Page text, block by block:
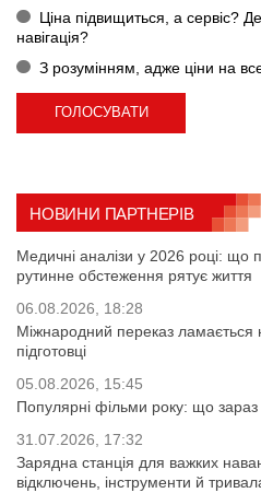
Ціна підвищиться, а сервіс?
навігація?
З розумінням, адже ціни на
НОВИНИ ПАРТНЕРІВ
Медичні аналізи у 2026 році: що
рутинне обстеження рятує життя
06.08.2026, 18:28
Міжнародний переказ ламається
підготовці
05.08.2026, 15:45
Популярні фільми року: що зараз
31.07.2026, 17:32
Зарядна станція для важких
відключень, інструменти й